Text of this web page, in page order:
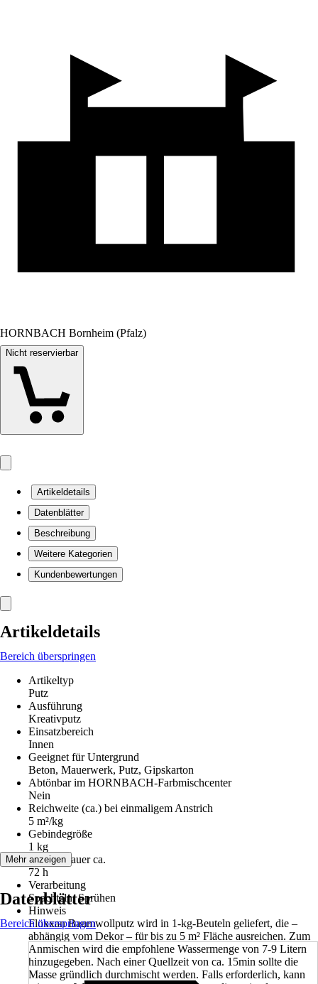
HORNBACH Bornheim (Pfalz)
Nicht reservierbar
Artikeldetails
Datenblätter
Beschreibung
Weitere Kategorien
Kundenbewertungen
Artikeldetails
Bereich überspringen
Artikeltyp
Putz
Ausführung
Kreativputz
Einsatzbereich
Innen
Geeignet für Untergrund
Beton, Mauerwerk, Putz, Gipskarton
Abtönbar im HORNBACH-Farbmischcenter
Nein
Reichweite (ca.) bei einmaligem Anstrich
5 m²/kg
Gebindegröße
1 kg
Trockendauer ca.
72 h
Verarbeitung
Spachteln, Sprühen
Hinweis
Floxxan Baumwollputz wird in 1-kg-Beuteln geliefert, die –
abhängig vom Dekor – für bis zu 5 m² Fläche ausreichen. Zum
Anmischen wird die empfohlene Wassermenge von 7-9 Litern
hinzugegeben. Nach einer Quellzeit von ca. 15min sollte die
Masse gründlich durchmischt werden. Falls erforderlich, kann
Mehr anzeigen
Datenblätter
Bereich überspringen